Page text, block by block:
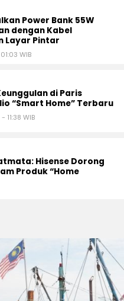
Power Bank 55W
dengan Kabel
Layar Pintar
WIB
di Paris
“Smart Home” Terbaru
11:38 WIB
Hisense Dorong
Produk “Home